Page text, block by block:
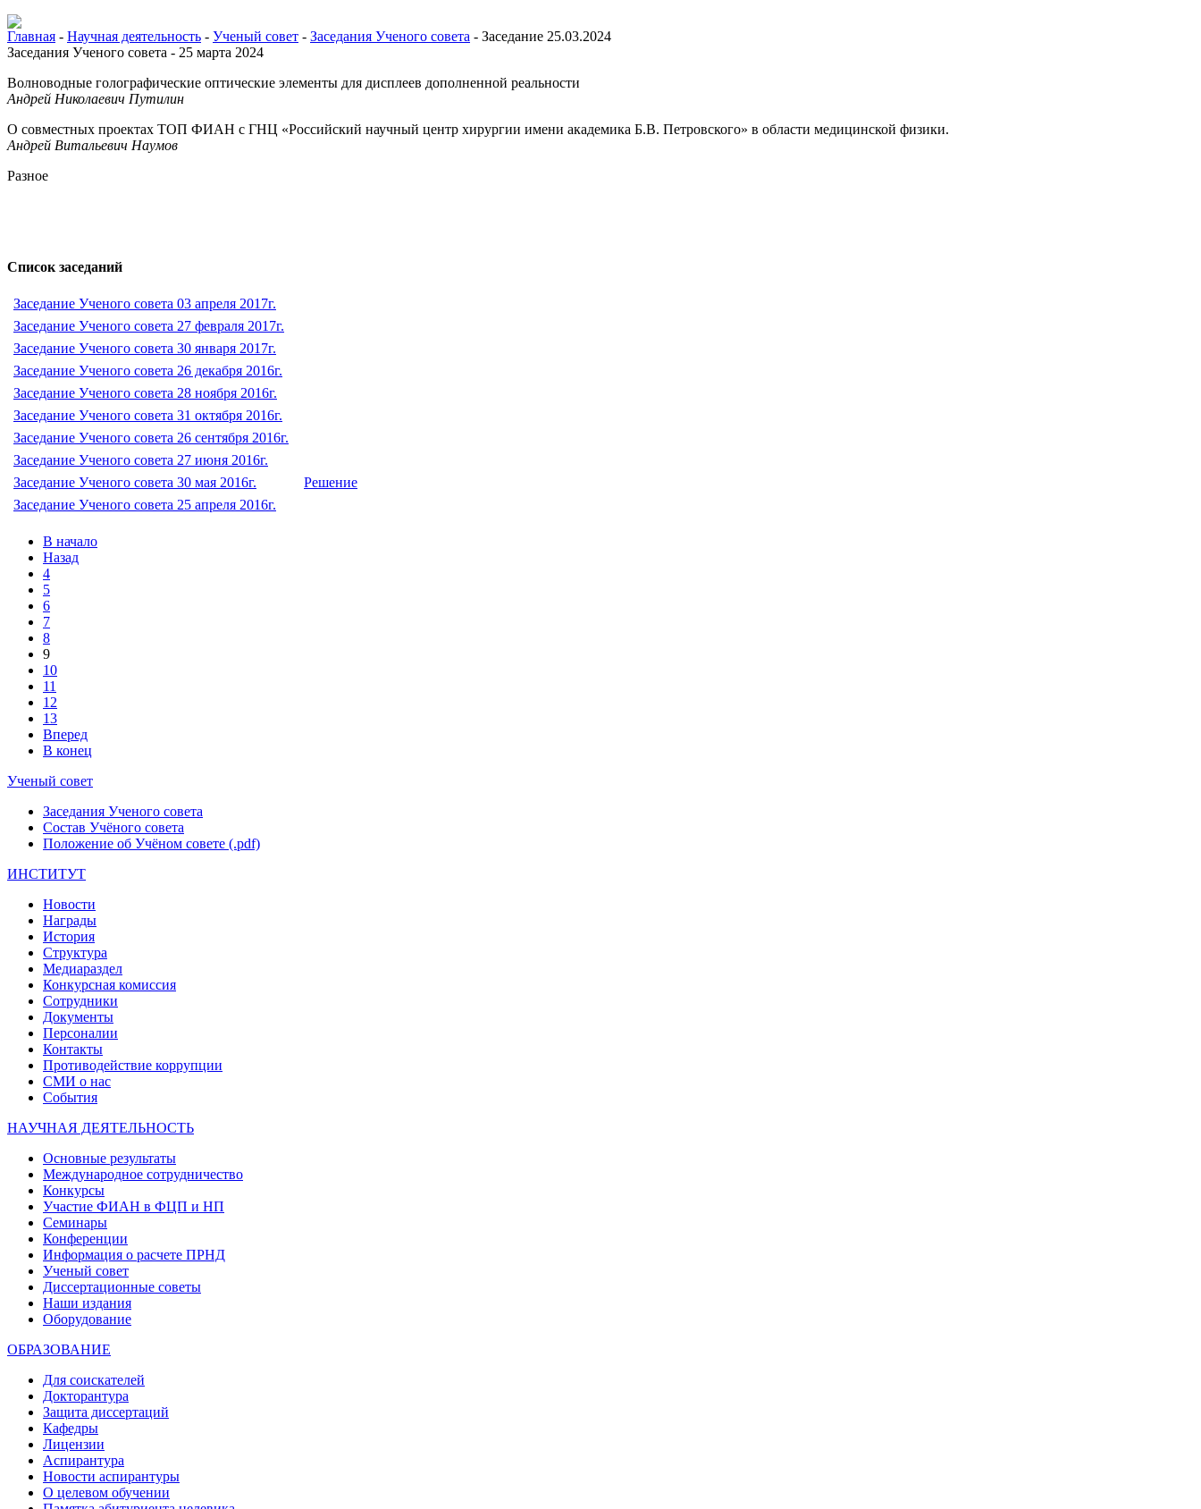
Главная - Научная деятельность - Ученый совет - Заседания Ученого совета - Заседание 25.03.2024
Заседания Ученого совета - 25 марта 2024
Волноводные голографические оптические элементы для дисплеев дополненной реальности
Андрей Николаевич Путилин
О совместных проектах ТОП ФИАН с ГНЦ «Российский научный центр хирургии имени академика Б.В. Петровского» в области медицинской физики.
Андрей Витальевич Наумов
Разное
Список заседаний
Заседание Ученого совета 03 апреля 2017г.
Заседание Ученого совета 27 февраля 2017г.
Заседание Ученого совета 30 января 2017г.
Заседание Ученого совета 26 декабря 2016г.
Заседание Ученого совета 28 ноября 2016г.
Заседание Ученого совета 31 октября 2016г.
Заседание Ученого совета 26 сентября 2016г.
Заседание Ученого совета 27 июня 2016г.
Заседание Ученого совета 30 мая 2016г.
Решение
Заседание Ученого совета 25 апреля 2016г.
В начало
Назад
4
5
6
7
8
9
10
11
12
13
Вперед
В конец
Ученый совет
Заседания Ученого совета
Состав Учёного совета
Положение об Учёном совете (.pdf)
ИНСТИТУТ
Новости
Награды
История
Структура
Медиараздел
Конкурсная комиссия
Сотрудники
Документы
Персоналии
Контакты
Противодействие коррупции
СМИ о нас
События
НАУЧНАЯ ДЕЯТЕЛЬНОСТЬ
Основные результаты
Международное сотрудничество
Конкурсы
Участие ФИАН в ФЦП и НП
Семинары
Конференции
Информация о расчете ПРНД
Ученый совет
Диссертационные советы
Наши издания
Оборудование
ОБРАЗОВАНИЕ
Для соискателей
Докторантура
Защита диссертаций
Кафедры
Лицензии
Аспирантура
Новости аспирантуры
О целевом обучении